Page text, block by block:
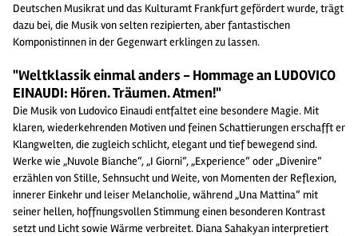
Deutschen Musikrat und das Kulturamt Frankfurt gefördert wurde, trägt
dazu bei, die Musik von selten rezipierten, aber fantastischen
Komponistinnen in der Gegenwart erklingen zu lassen.
"Weltklassik einmal anders - Hommage an LUDOVICO
EINAUDI: Hören. Träumen. Atmen!"
Die Musik von Ludovico Einaudi entfaltet eine besondere Magie. Mit
klaren, wiederkehrenden Motiven und feinen Schattierungen erschafft er
Klangwelten, die zugleich schlicht, elegant und tief bewegend sind.
Werke wie „Nuvole Bianche“, „I Giorni“, „Experience“ oder „Divenire“
erzählen von Stille, Sehnsucht und Weite, von Momenten der Reflexion,
innerer Einkehr und leiser Melancholie, während „Una Mattina“ mit
seiner hellen, hoffnungsvollen Stimmung einen besonderen Kontrast
setzt und Licht sowie Wärme verbreitet. Diana Sahakyan interpretiert